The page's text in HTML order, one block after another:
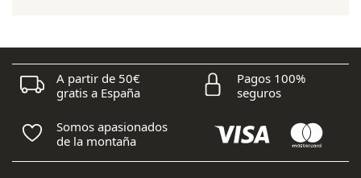
33,95 €.30,55 €.
A partir de 50€
gratis a España
Pagos 100%
seguros
Somos apasionados
de la montaña